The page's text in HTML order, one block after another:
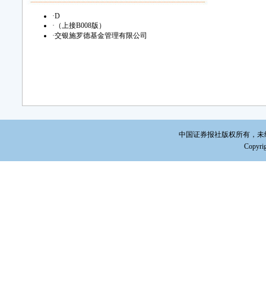
·D
· （上接B008版）
·交银施罗德基金管理有限公司
中国证券报社版权所有，未